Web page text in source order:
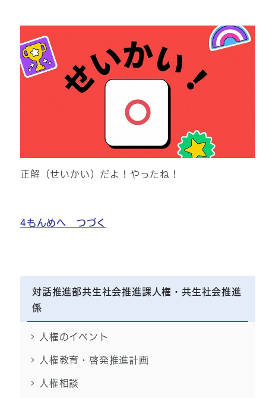
正解（せいかい）だよ！やったね！
4もんめへ つづく
対話推進部共生社会推進課人権・共生社会推進
係
人権のイベント
人権教育・啓発推進計画
人権相談